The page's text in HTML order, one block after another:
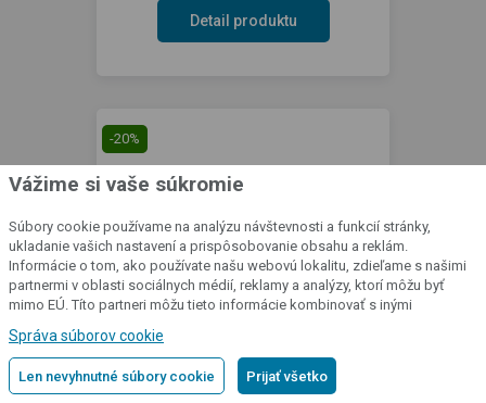
Detail produktu
-20%
AKČNÁ CENA
Elektrická sieť pre ohradníky, pre ovce
a kozy 120 cm, dĺžka 50 m
Vážime si vaše súkromie
Súbory cookie používame na analýzu návštevnosti a funkcií stránky,
ukladanie vašich nastavení a prispôsobovanie obsahu a reklám.
Informácie o tom, ako používate našu webovú lokalitu, zdieľame s našimi
partnermi v oblasti sociálnych médií, reklamy a analýzy, ktorí môžu byť
mimo EÚ. Títo partneri môžu tieto informácie kombinovať s inými
používania ich služieb.Podrobné informácie
Správa súborov cookie
Len nevyhnutné súbory cookie Prijať všetko